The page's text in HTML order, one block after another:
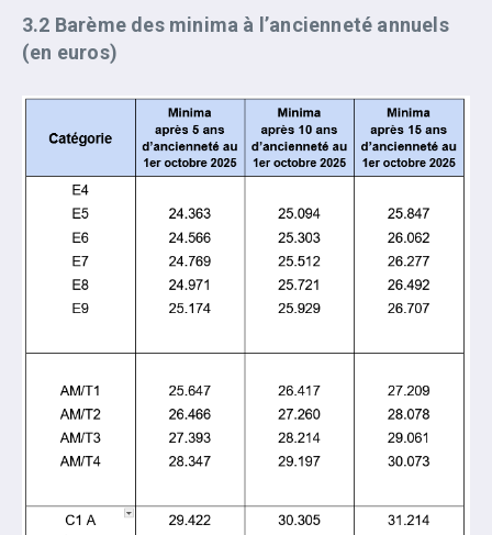
3.2 Barème des minima à l’ancienneté annuels
(en euros)